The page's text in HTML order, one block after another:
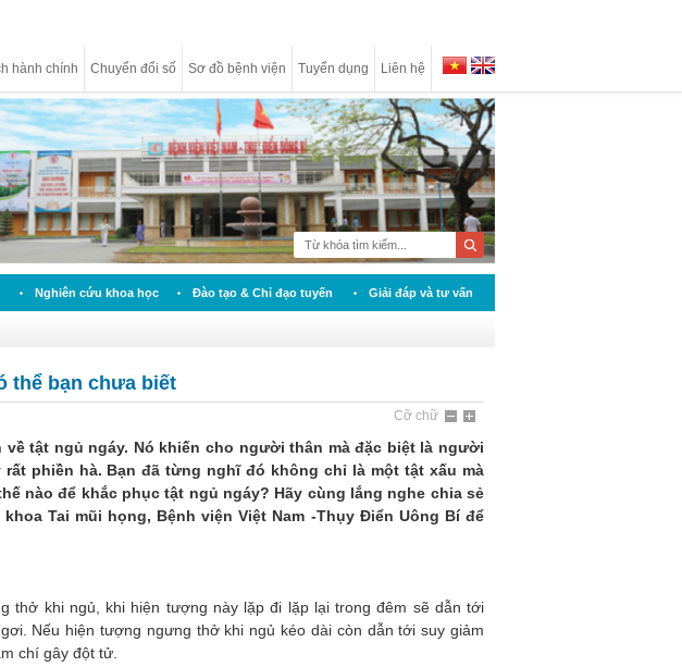
hành chính Chuyển đổi số Sơ đồ bệnh viện Tuyển dụng Liên hệ
Nghiên cứu khoa học Đào tạo & Chỉ đạo tuyến Giải đáp và tư vấn
thể bạn chưa biết
Cỡ chữ
tật ngủ ngáy. Nó khiến cho người thân mà đặc biệt là người
phiền hà. Bạn đã từng nghĩ đó không chỉ là một tật xấu mà
nào để khắc phục tật ngủ ngáy? Hãy cùng lắng nghe chia sẻ
Tai mũi họng, Bệnh viện Việt Nam -Thụy Điển Uông Bí để
thở khi ngủ, khi hiện tượng này lặp đi lặp lại trong đêm sẽ dẫn tới
Nếu hiện tượng ngưng thở khi ngủ kéo dài còn dẫn tới suy giảm
chí gây đột tử.